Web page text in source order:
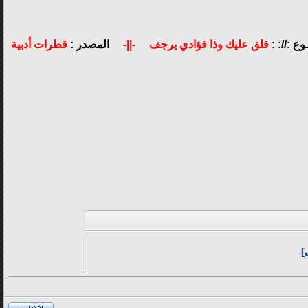
://: : قلق عليك وذا فؤادي يرجف -||- المصدر : قطرات أدبية